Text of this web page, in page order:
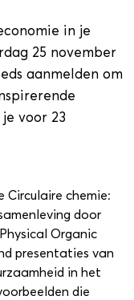
in je
25 november
aanmelden om
voor 23
chemie:
door
Organic
presentaties van
in het
die